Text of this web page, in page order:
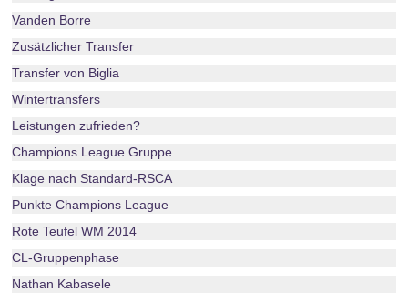
Vanden Borre
Zusätzlicher Transfer
Transfer von Biglia
Wintertransfers
Leistungen zufrieden?
Champions League Gruppe
Klage nach Standard-RSCA
Punkte Champions League
Rote Teufel WM 2014
CL-Gruppenphase
Nathan Kabasele